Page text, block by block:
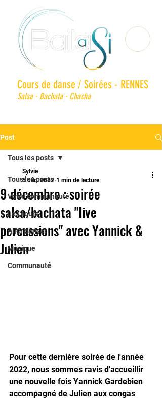
Cours de danse / Soirées - RENNES
Salsa - Bachata - Chacha
Post
Tous les posts
Votre communauté
Les cours
Aller danser
Musique
Communauté
Tous les posts
9 décembre : soirée
salsa/bachata "live
percussions" avec Yannick &
Julien
Sylvie
5 déc. 2022 1 min de lecture
Pour cette dernière soirée de l'année
2022, nous sommes ravis d'accueillir
une nouvelle fois Yannick Gardebien
accompagné de Julien aux congas